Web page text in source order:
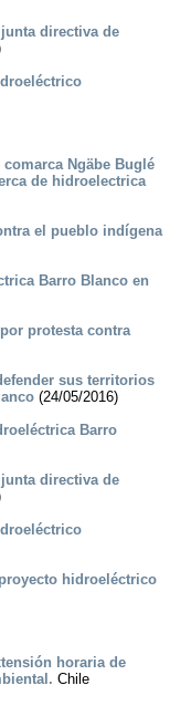
directiva de
Ngäbe Buglé
de hidroelectrica
el pueblo indígena
Barro Blanco en
protesta contra
sus territorios
(24/05/2016)
Barro
directiva de
hidroeléctrico
horaria de
Chile